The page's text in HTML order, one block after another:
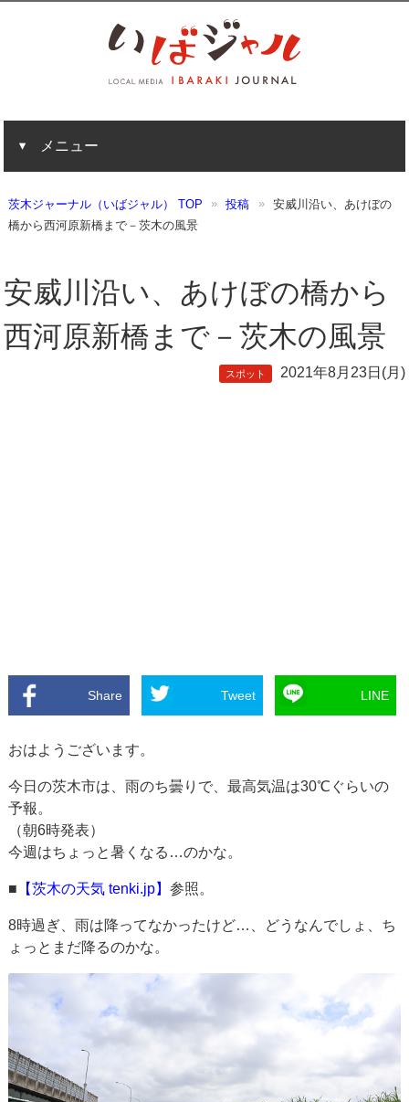
メニュー
茨木ジャーナル（いばジャル） TOP 投稿
安威川沿い、あけぼの
橋から西河原新橋まで－茨木の風景
安威川沿い、あけぼの橋から
西河原新橋まで－茨木の風景
スポット 2021年8月23日(月)
Share Tweet LINE
おはようございます。
今日の茨木市は、雨のち曇りで、最高気温は30℃ぐらいの
予報。
（朝6時発表）
今週はちょっと暑くなる…のかな。
■ 【茨木の天気 tenki.jp】参照。
8時過ぎ、雨は降ってなかったけど…、どうなんでしょ、ち
ょっとまだ降るのかな。